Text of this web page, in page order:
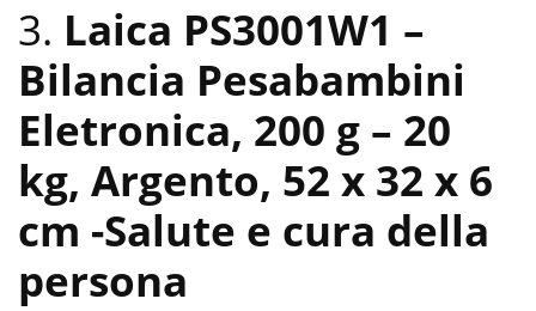
3. Laica PS3001W1 –
Bilancia Pesabambini
Eletronica, 200 g – 20
kg, Argento, 52 x 32 x 6
cm -Salute e cura della
persona